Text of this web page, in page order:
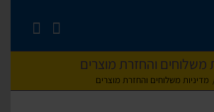
משלוחים והחזרת מוצרים
מדיניות משלוחים והחזרת מוצרים